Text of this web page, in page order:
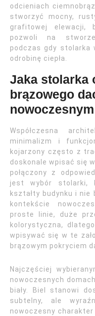
odcieniach
stworzyć mocny,
grafitowej elewacji,
pozwoli na
podczas gdy stolarka
odrobinę ciepła.
Jaka stolarka
brązowego
Współczesna
minimalizm i
kojarzony często z
doskonale wpisać się
połączony z
jest wybór stolarki,
kształty budynku i nie
kontekście
proste linie, duże
kolorystyczna,
wpisywać się w te
brązowym pokryciem
Najczęściej
nowoczesnych
biały. Biel stanowi
subtelny, ale
nowoczesny charakter